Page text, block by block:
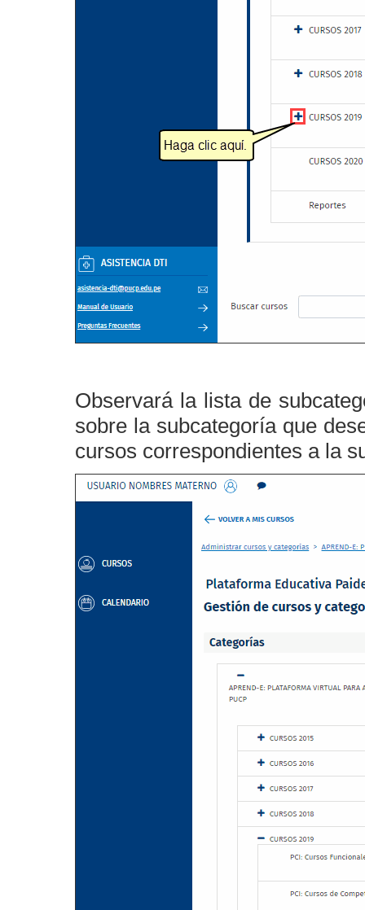
Observará la lista de
sobre la subcategoría que
cursos correspondientes a la